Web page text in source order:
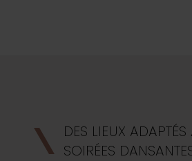
DES LIEUX ADAPTÉS
SOIRÉES